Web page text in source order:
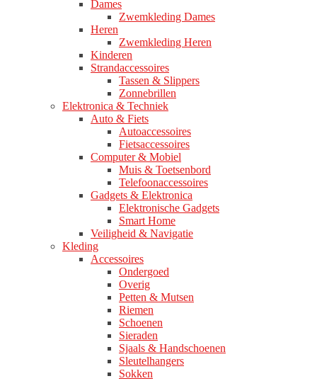
Dames
Zwemkleding Dames
Heren
Zwemkleding Heren
Kinderen
Strandaccessoires
Tassen & Slippers
Zonnebrillen
Elektronica & Techniek
Auto & Fiets
Autoaccessoires
Fietsaccessoires
Computer & Mobiel
Muis & Toetsenbord
Telefoonaccessoires
Gadgets & Elektronica
Elektronische Gadgets
Smart Home
Veiligheid & Navigatie
Kleding
Accessoires
Ondergoed
Overig
Petten & Mutsen
Riemen
Schoenen
Sieraden
Sjaals & Handschoenen
Sleutelhangers
Sokken